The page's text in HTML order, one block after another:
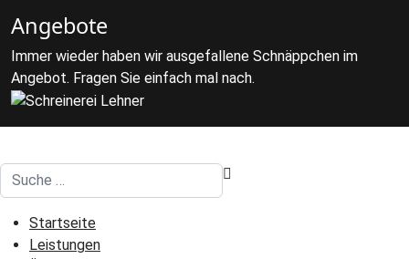
Angebote
Immer wieder haben wir ausgefallene Schnäppchen im
Angebot. Fragen Sie einfach mal nach.
Suchen
Startseite
Leistungen